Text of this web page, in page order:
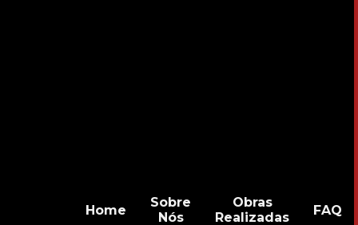
Home
Sobre
Nós
Obras
Realizadas
FAQ